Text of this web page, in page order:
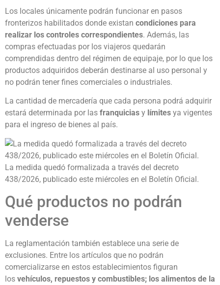
Los locales únicamente podrán funcionar en pasos
fronterizos habilitados donde existan condiciones para
realizar los controles correspondientes. Además, las
compras efectuadas por los viajeros quedarán
comprendidas dentro del régimen de equipaje, por lo que los
productos adquiridos deberán destinarse al uso personal y
no podrán tener fines comerciales o industriales.
La cantidad de mercadería que cada persona podrá adquirir
estará determinada por las franquicias y límites ya vigentes
para el ingreso de bienes al país.
La medida quedó formalizada a través del decreto
438/2026, publicado este miércoles en el Boletín Oficial.
Qué productos no podrán
venderse
La reglamentación también establece una serie de
exclusiones. Entre los artículos que no podrán
comercializarse en estos establecimientos figuran
los vehículos, repuestos y combustibles; los alimentos de la